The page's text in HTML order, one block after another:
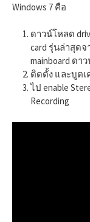
Windows 7 คือ
ดาวน์โหลด
card รุ่นล่าสุด
mainboard ดา
ติดตั้ง และบูตเ
ไป enable
Recording